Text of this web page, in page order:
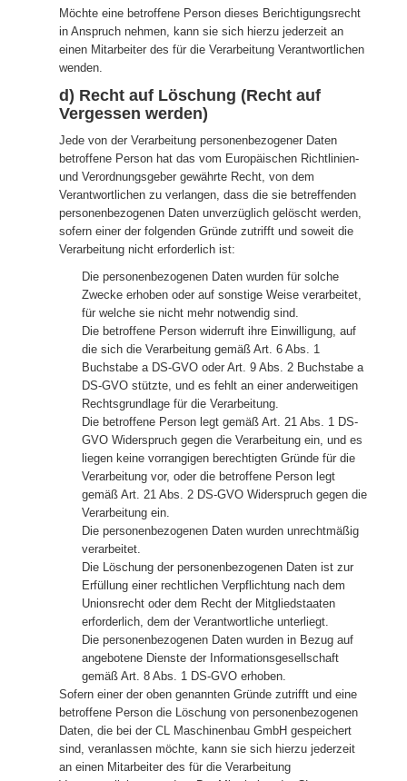
Möchte eine betroffene Person dieses Berichtigungsrecht
in Anspruch nehmen, kann sie sich hierzu jederzeit an
einen Mitarbeiter des für die Verarbeitung Verantwortlichen
wenden.
d) Recht auf Löschung (Recht auf
Vergessen werden)
Jede von der Verarbeitung personenbezogener Daten
betroffene Person hat das vom Europäischen Richtlinien-
und Verordnungsgeber gewährte Recht, von dem
Verantwortlichen zu verlangen, dass die sie betreffenden
personenbezogenen Daten unverzüglich gelöscht werden,
sofern einer der folgenden Gründe zutrifft und soweit die
Verarbeitung nicht erforderlich ist:
Die personenbezogenen Daten wurden für solche
Zwecke erhoben oder auf sonstige Weise verarbeitet,
für welche sie nicht mehr notwendig sind.
Die betroffene Person widerruft ihre Einwilligung, auf
die sich die Verarbeitung gemäß Art. 6 Abs. 1
Buchstabe a DS-GVO oder Art. 9 Abs. 2 Buchstabe a
DS-GVO stützte, und es fehlt an einer anderweitigen
Rechtsgrundlage für die Verarbeitung.
Die betroffene Person legt gemäß Art. 21 Abs. 1 DS-
GVO Widerspruch gegen die Verarbeitung ein, und es
liegen keine vorrangigen berechtigten Gründe für die
Verarbeitung vor, oder die betroffene Person legt
gemäß Art. 21 Abs. 2 DS-GVO Widerspruch gegen die
Verarbeitung ein.
Die personenbezogenen Daten wurden unrechtmäßig
verarbeitet.
Die Löschung der personenbezogenen Daten ist zur
Erfüllung einer rechtlichen Verpflichtung nach dem
Unionsrecht oder dem Recht der Mitgliedstaaten
erforderlich, dem der Verantwortliche unterliegt.
Die personenbezogenen Daten wurden in Bezug auf
angebotene Dienste der Informationsgesellschaft
gemäß Art. 8 Abs. 1 DS-GVO erhoben.
Sofern einer der oben genannten Gründe zutrifft und eine
betroffene Person die Löschung von personenbezogenen
Daten, die bei der CL Maschinenbau GmbH gespeichert
sind, veranlassen möchte, kann sie sich hierzu jederzeit
an einen Mitarbeiter des für die Verarbeitung